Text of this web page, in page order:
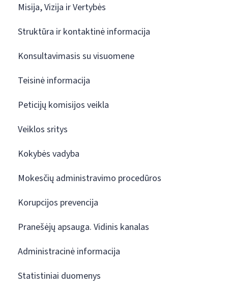
Misija, Vizija ir Vertybės
Struktūra ir kontaktinė informacija
Konsultavimasis su visuomene
Teisinė informacija
Peticijų komisijos veikla
Veiklos sritys
Kokybės vadyba
Mokesčių administravimo procedūros
Korupcijos prevencija
Pranešėjų apsauga. Vidinis kanalas
Administracinė informacija
Statistiniai duomenys